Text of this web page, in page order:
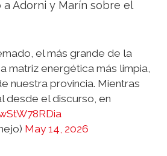
Adorni y Marín sobre el
el más grande de la
matriz energética más limpia,
nuestra provincia. Mientras
desde el discurso, en
May 14, 2026